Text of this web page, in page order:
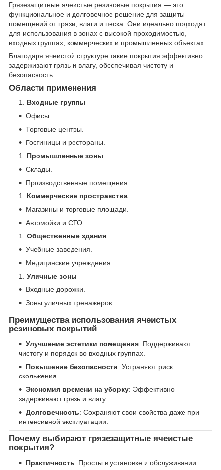
Грязезащитные ячеистые резиновые покрытия — это
функциональное и долговечное решение для защиты
помещений от грязи, влаги и песка. Они идеально подходят
для использования в зонах с высокой проходимостью,
входных группах, коммерческих и промышленных объектах.
Благодаря ячеистой структуре такие покрытия эффективно
задерживают грязь и влагу, обеспечивая чистоту и
безопасность.
Области применения
Входные группы
Офисы.
Торговые центры.
Гостиницы и рестораны.
Промышленные зоны
Склады.
Производственные помещения.
Коммерческие пространства
Магазины и торговые площади.
Автомойки и СТО.
Общественные здания
Учебные заведения.
Медицинские учреждения.
Уличные зоны
Входные дорожки.
Зоны уличных тренажеров.
Преимущества использования ячеистых
резиновых покрытий
Улучшение эстетики помещения: Поддерживают
чистоту и порядок во входных группах.
Повышение безопасности: Устраняют риск
скольжения.
Экономия времени на уборку: Эффективно
задерживают грязь и влагу.
Долговечность: Сохраняют свои свойства даже при
интенсивной эксплуатации.
Почему выбирают грязезащитные ячеистые
покрытия?
Практичность: Просты в установке и обслуживании.